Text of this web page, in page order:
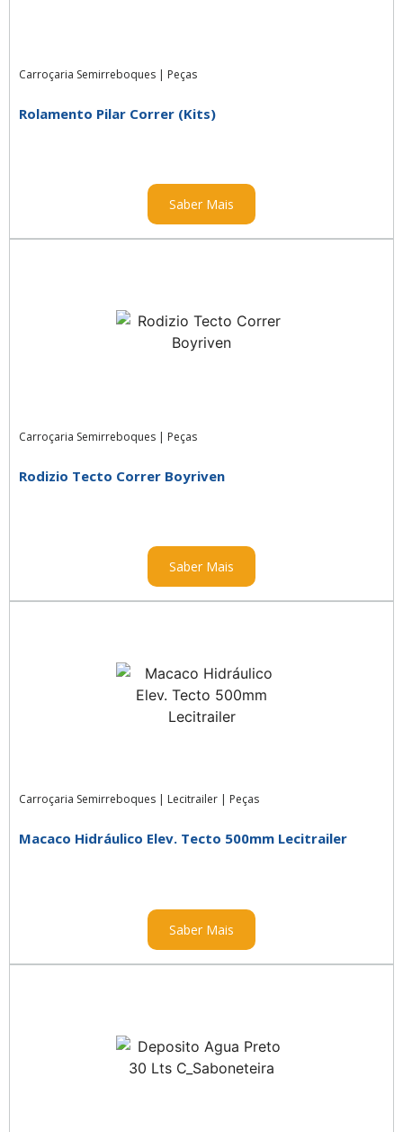
Carroçaria Semirreboques | Peças
Rolamento Pilar Correr (Kits)
Saber Mais
Carroçaria Semirreboques | Peças
Rodizio Tecto Correr Boyriven
Saber Mais
Carroçaria Semirreboques | Lecitrailer | Peças
Macaco Hidráulico Elev. Tecto 500mm Lecitrailer
Saber Mais